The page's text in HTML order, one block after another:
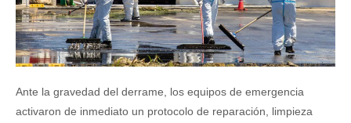
Ante la gravedad del derrame, los equipos de emergencia
activaron de inmediato un protocolo de reparación, limpieza